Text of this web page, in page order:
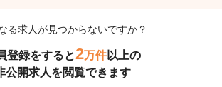
る求人が見つからないですか？
登録をすると2万件以上の
公開求人を閲覧できます